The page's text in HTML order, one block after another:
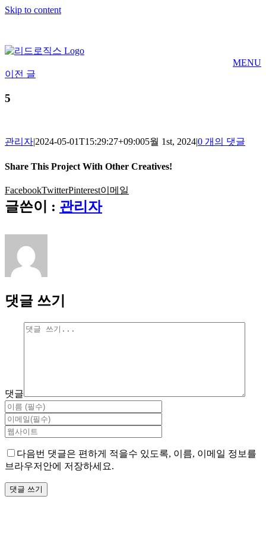
Skip to content
MENU
이전 글
5
관리자|2024-05-01T15:29:27+09:005월 1st, 2024|0 개의 댓글
Share This Project With Other Creatives!
FacebookTwitterPinterest이메일
글쓴이 : 관리자
댓글 쓰기
댓글
다음번 댓글은 편하게 적을수 있도록, 이름, 이메일 정보를
브라우저안에 저장하세요.